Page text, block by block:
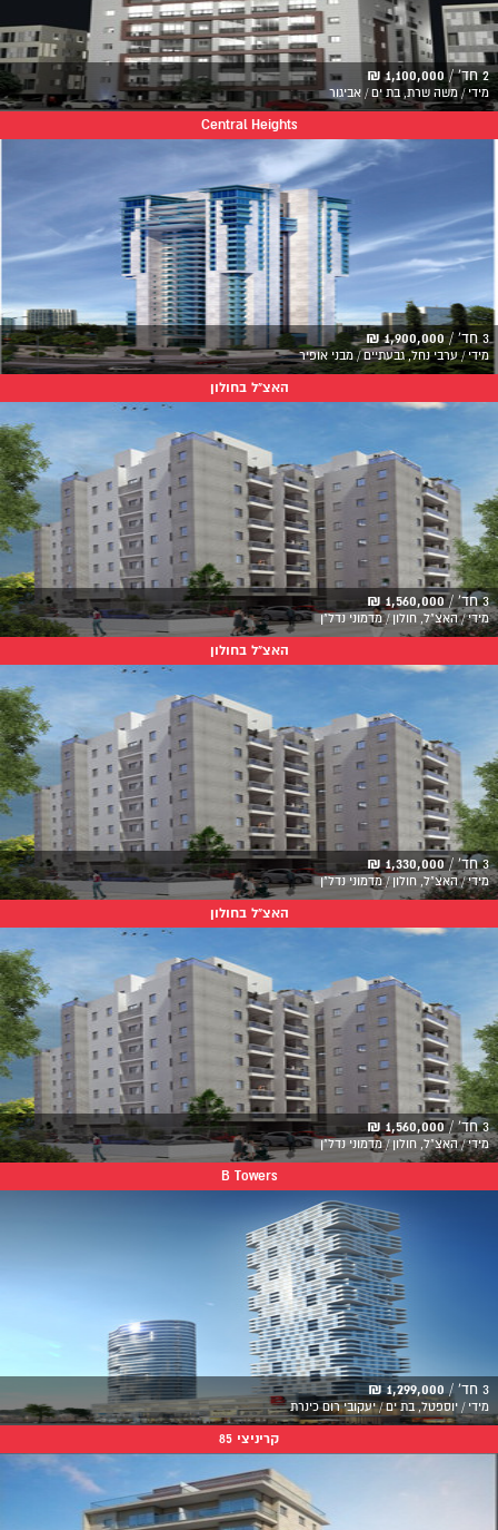
2 חד' / 1,100,000 ₪
מידי / משה שרת, בת ים / אביגור
Central Heights
3 חד' / 1,900,000 ₪
מידי / ערבי נחל, גבעתיים / מבני אופיר
האצ"ל בחולון
3 חד' / 1,560,000 ₪
מידי / האצ"ל, חולון / מדמוני נדל"ן
האצ"ל בחולון
3 חד' / 1,330,000 ₪
מידי / האצ"ל, חולון / מדמוני נדל"ן
האצ"ל בחולון
3 חד' / 1,560,000 ₪
מידי / האצ"ל, חולון / מדמוני נדל"ן
B Towers
3 חד' / 1,299,000 ₪
מידי / יוספטל, בת ים / יעקובי רום כינרת
קריניצי 85